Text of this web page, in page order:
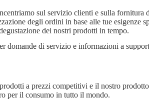
sul servizio clienti e sulla fornitura
degli ordini in base alle tue esigenze
dei nostri prodotti in tempo.
domande di servizio e informazioni a
a prezzi competitivi e il nostro
per il consumo in tutto il mondo.